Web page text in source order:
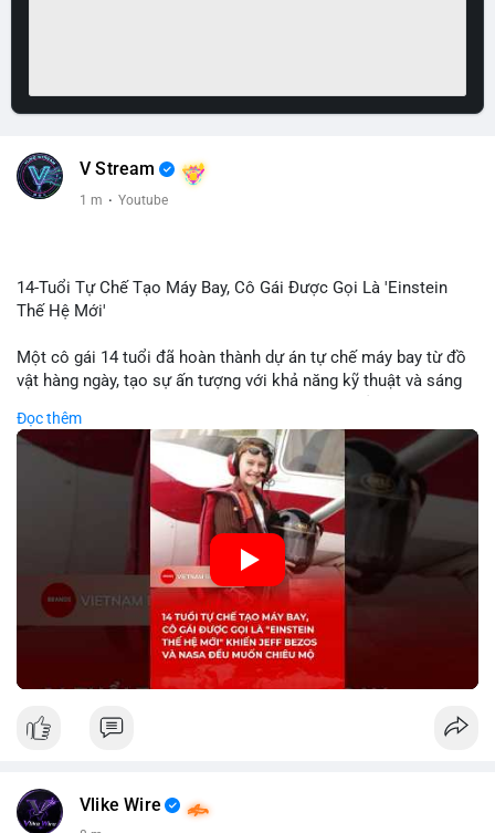
V Stream
1 m · Youtube
14-Tuổi Tự Chế Tạo Máy Bay, Cô Gái Được Gọi Là 'Einstein
Thế Hệ Mới'
Một cô gái 14 tuổi đã hoàn thành dự án tự chế máy bay từ đồ
vật hàng ngày, tạo sự ấn tượng với khả năng kỹ thuật và sáng
trình cô girl thiết kế, sản xuất và thử nghiệm máy bay, được
nhiều người so sánh với trí tuệ của Einstein. Thành tựu này
không chỉ thể hiện khả năng học tập nhanh chóng mà còn thể
hiện tiềm năng của thế hệ trẻ trong lĩnh vực công nghệ. Mặc dù
chưa liên quan trực tiếp đến tài chính hoặc crypto, sự phát
triển của công nghệ mới thường tạo cơ hội đầu tư hoặc ứng
dụng trong các lĩnh vực số hóa.
🎥 Xem video trực tiếp tại:
Nguồn: KIEN THUC KINH TE
Đọc thêm
Vlike Wire